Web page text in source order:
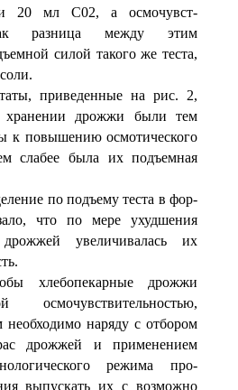
20 мл С02, а осмочувст­
разница меж­ду этим
силой такого же теста,
приведенные на рис. 2,
хранении дрожжи были тем
к повышению осмотического
слабее была их подъемная
по подъему теста в фор­
что по мере ухудшения
увеличивалась их
хлебопекарные дрожжи
осмочувствительностью,
наряду с отбором
дрожжей и применением
режима про­
выпускать их с возможно